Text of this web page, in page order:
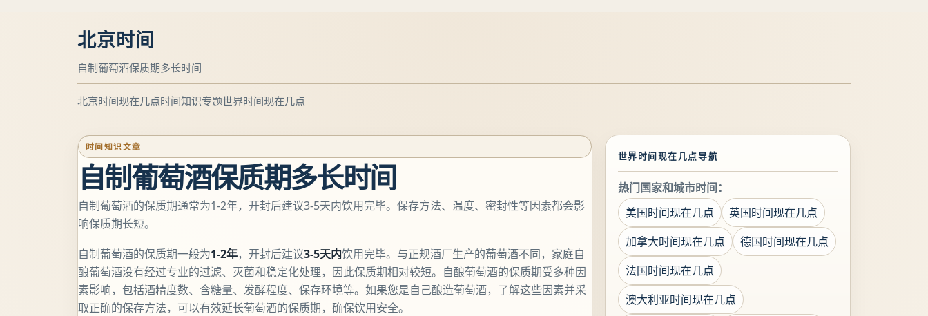
北京时间
自制葡萄酒保质期多长时间
北京时间现在几点时间知识专题世界时间现在几点
时间知识文章
自制葡萄酒保质期多长时间
自制葡萄酒的保质期通常为1-2年，开封后建议3-5天内饮用完毕。保存方法、温度、密封性等因素都会影
响保质期长短。
自制葡萄酒的保质期一般为1-2年，开封后建议3-5天内饮用完毕。与正规酒厂生产的葡萄酒不同，家庭自
酿葡萄酒没有经过专业的过滤、灭菌和稳定化处理，因此保质期相对较短。自酿葡萄酒的保质期受多种因
素影响，包括酒精度数、含糖量、发酵程度、保存环境等。如果您是自己酿造葡萄酒，了解这些因素并采
取正确的保存方法，可以有效延长葡萄酒的保质期，确保饮用安全。
世界时间现在几点导航
热门国家和城市时间：
美国时间现在几点
英国时间现在几点
加拿大时间现在几点
德国时间现在几点
法国时间现在几点
澳大利亚时间现在几点